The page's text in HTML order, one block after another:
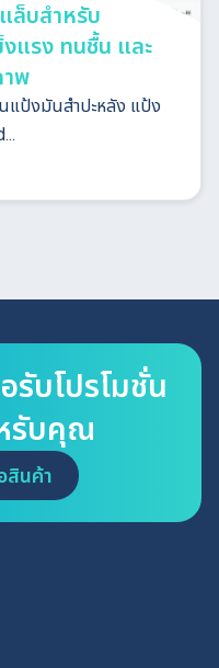
ล็บสำหรับ
แรง ทนชื้น และ
าพ
แป้งมันสำปะหลัง แป้ง
บโปรโมชั่น
รับคุณ
สินค้า